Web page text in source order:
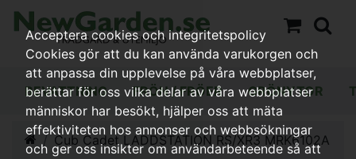
BEVATTNING FRÖN / FRÖER GRÖNYTOR
Cub Cadet LADDSTATION RS/XR3 MRK6102A
Acceptera cookies och integritetspolicy
Cookies gör att du kan använda varukorgen och
att anpassa din upplevelse på våra webbplatser,
berättar för oss vilka delar av våra webbplatser
människor har besökt, hjälper oss att mäta
effektiviteten hos annonser och webbsökningar
och ger oss insikter om användarbeteende så att